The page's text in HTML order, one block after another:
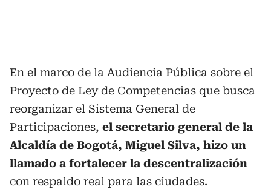
En el marco de la Audiencia Pública sobre el
Proyecto de Ley de Competencias que busca
reorganizar el Sistema General de
Participaciones, el secretario general de la
Alcaldía de Bogotá, Miguel Silva, hizo un
llamado a fortalecer la descentralización
con respaldo real para las ciudades.